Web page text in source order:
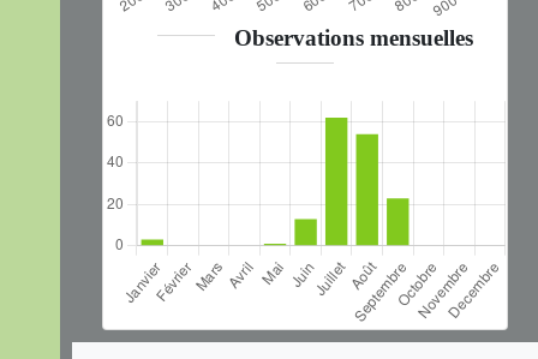
Observations mensuelles